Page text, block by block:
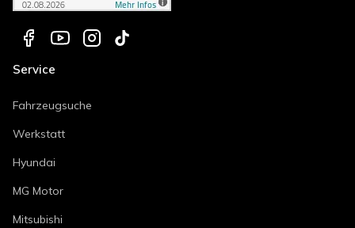
Service
Fahrzeugsuche
Werkstatt
Hyundai
MG Motor
Mitsubishi